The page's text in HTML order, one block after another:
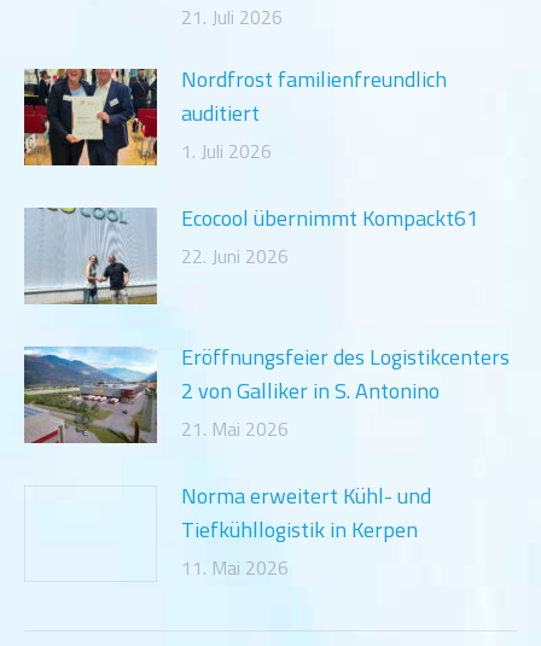
21. Juli 2026
Nordfrost familienfreundlich
auditiert
1. Juli 2026
Ecocool übernimmt Kompackt61
22. Juni 2026
Eröffnungsfeier des Logistikcenters
2 von Galliker in S. Antonino
21. Mai 2026
Norma erweitert Kühl- und
Tiefkühllogistik in Kerpen
11. Mai 2026